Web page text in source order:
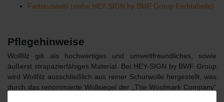
Farbauswahl (siehe HEY-SIGN by BMF Group Farbtabelle)
Pflegehinweise
Wollfilz gilt als hochwertiges und umweltfreundliches, sowie
äußerst strapazierfähiges Material. Bei HEY-SIGN by BWF Group
wird Wollfilz ausschließlich aus reiner Schurwolle hergestellt, was
durch das renommierte Wollsiegel der „The Woolmark Company“